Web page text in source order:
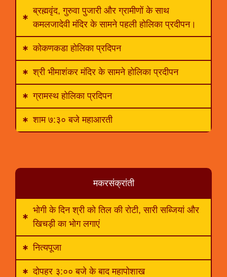
ब्रह्मवृंद, गुरुवा पुजारी और ग्रामीणों के साथ
कमलजादेवी मंदिर के सामने पहली होलिका प्रदीपन।
कोकणकडा होलिका प्रदिपन
श्री भीमाशंकर मंदिर के सामने होलिका प्रदीपन
ग्रामस्थ होलिका प्रदिपन
शाम ७:३० बजे महाआरती
मकरसंक्रांती
भोगी के दिन श्री को तिल की रोटी, सारी सब्जियां और
खिचड़ी का भोग लगाएं
नित्यपूजा
दोपहर ३:०० बजे के बाद महापोशाख